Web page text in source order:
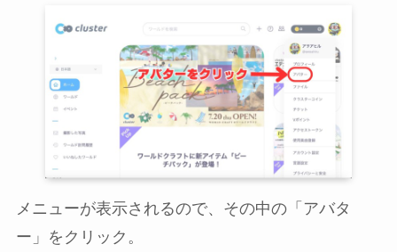
メニューが表示されるので、その中の「アバタ
ー」をクリック。